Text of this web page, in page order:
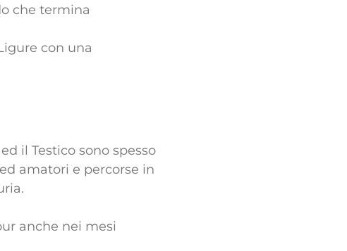
che termina
con una
il Testico sono spesso
amatori e percorse in
anche nei mesi